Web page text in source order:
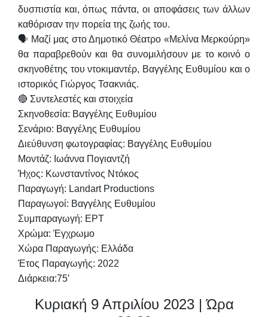
δυσπιστία και, όπως πάντα, οι αποφάσεις των άλλων
καθόρισαν την πορεία της ζωής του.
🗣 Μαζί μας στο Δημοτικό Θέατρο «Μελίνα Μερκούρη»
θα παραβρεθούν και θα συνομιλήσουν με το κοινό ο
σκηνοθέτης του ντοκιμαντέρ, Βαγγέλης Ευθυμίου και ο
ιστορικός Γιώργος Τσακνιάς.
🔴 Συντελεστές και στοιχεία
Σκηνοθεσία: Βαγγέλης Ευθυμίου
Σενάριο: Βαγγέλης Ευθυμίου
Διεύθυνση φωτογραφίας: Βαγγέλης Ευθυμίου
Μοντάζ: Ιωάννα Πογιαντζή
Ήχος: Κωνσταντίνος Ντόκος
Παραγωγή: Landart Productions
Παραγωγοί: Βαγγέλης Ευθυμίου
Συμπαραγωγή: ΕΡΤ
Χρώμα: Έγχρωμο
Χώρα Παραγωγής: Ελλάδα
Έτος Παραγωγής: 2022
Διάρκεια:75′
Κυριακή 9 Απριλίου 2023 | Ώρα